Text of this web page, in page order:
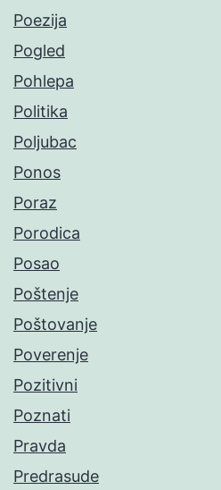
Poezija
Pogled
Pohlepa
Politika
Poljubac
Ponos
Poraz
Porodica
Posao
Poštenje
Poštovanje
Poverenje
Pozitivni
Poznati
Pravda
Predrasude